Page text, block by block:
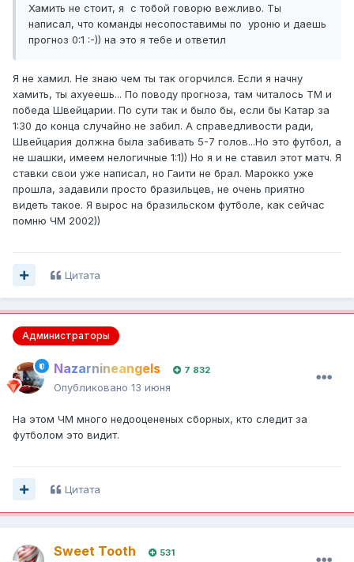
Хамить не стоит, я с тобой говорю вежливо. Ты
написал, что команды несопоставимы по уроню и даешь
прогноз 0:1 :-)) на это я тебе и ответил
Я не хамил. Не знаю чем ты так огорчился. Если я начну
хамить, ты ахуеешь... По поводу прогноза, там читалось ТМ и
победа Швейцарии. По сути так и было бы, если бы Катар за
1:30 до конца случайно не забил. А справедливости ради,
Швейцария должна была забивать 5-7 голов...Но это футбол, а
не шашки, имеем нелогичные 1:1)) Но я и не ставил этот матч. Я
ставки свои уже написал, но Гаити не брал. Марокко уже
прошла, задавили просто бразильцев, не очень приятно
видеть такое. Я вырос на бразильском футболе, как сейчас
помню ЧМ 2002))
Цитата
Администраторы
Nazarnineangels 7 832
Опубликовано 13 июня
На этом ЧМ много недооцененых сборных, кто следит за
футболом это видит.
Цитата
Sweet Tooth 531